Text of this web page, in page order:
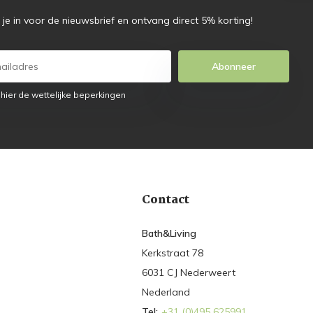
je in voor de nieuwsbrief en ontvang direct 5% korting!
Abonneer
de wettelijke beperkingen
Contact
Bath&Living
Kerkstraat 78
6031 CJ Nederweert
Nederland